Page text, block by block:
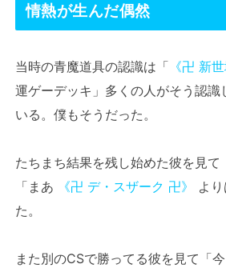
情熱が生んだ偶然
当時の青魔道具の認識は「 《卍 新
運ゲーデッキ」多くの人がそう認識
いる。僕もそうだった。
たちまち結果を残し始めた彼を見て
「まあ
《卍 デ・スザーク 卍》
よ
た。
また別のCSで勝ってる彼を見て「